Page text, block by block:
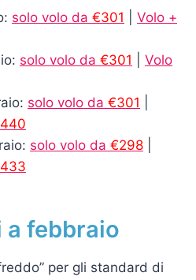
solo volo da €301
Volo +
solo volo da €301
Volo
solo volo da €301
solo volo da €298
a febbraio
per gli standard di